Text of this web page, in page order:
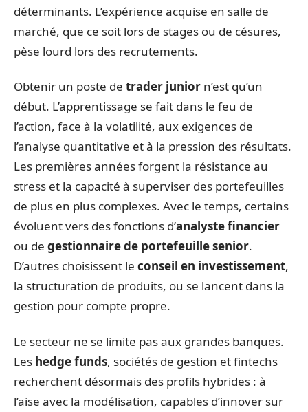
déterminants. L’expérience acquise en salle de
marché, que ce soit lors de stages ou de césures,
pèse lourd lors des recrutements.
Obtenir un poste de trader junior n’est qu’un
début. L’apprentissage se fait dans le feu de
l’action, face à la volatilité, aux exigences de
l’analyse quantitative et à la pression des résultats.
Les premières années forgent la résistance au
stress et la capacité à superviser des portefeuilles
de plus en plus complexes. Avec le temps, certains
évoluent vers des fonctions d’analyste financier
ou de gestionnaire de portefeuille senior.
D’autres choisissent le conseil en investissement,
la structuration de produits, ou se lancent dans la
gestion pour compte propre.
Le secteur ne se limite pas aux grandes banques.
Les hedge funds, sociétés de gestion et fintechs
recherchent désormais des profils hybrides : à
l’aise avec la modélisation, capables d’innover sur